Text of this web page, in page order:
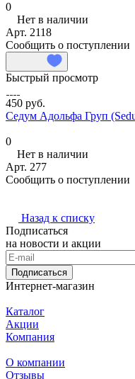
0
Нет в наличии
Арт. 2118
Сообщить о поступлении
Быстрый просмотр
450 руб.
Седум Адольфа Груп
0
Нет в наличии
Арт. 277
Сообщить о поступлении
Назад к списку
Подписаться
на новости и акции
Подписаться
Интернет-магазин
Каталог
Акции
Компания
О компании
Отзывы